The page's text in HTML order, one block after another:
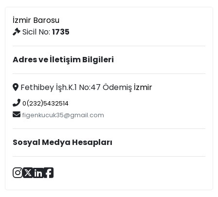
İzmir Barosu
Sicil No:1735
Adres ve İletişim Bilgileri
Fethibey İşh.K.1 No:47 Ödemiş İzmir
0(232)5432514
figenkucuk35@gmail.com
Sosyal Medya Hesapları